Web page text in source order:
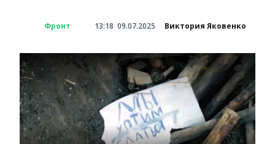
Фронт 13:18 09.07.2025 Виктория Яковенко